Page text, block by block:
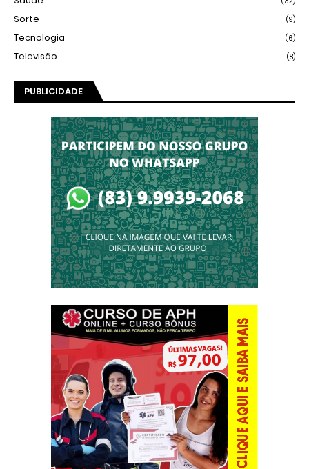
Sorte (9)
Tecnologia (6)
Televisão (8)
PUBLICIDADE